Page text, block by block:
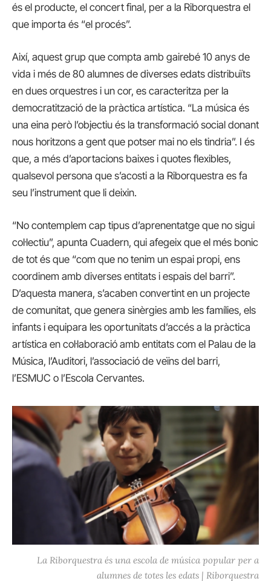
és el producte, el concert final, per a la Riborquestra el
que importa és “el procés”.
Així, aquest grup que compta amb gairebé 10 anys de
vida i més de 80 alumnes de diverses edats distribuïts
en dues orquestres i un cor, es caracteritza per la
democratització de la pràctica artística. “La música és
una eina però l’objectiu és la transformació social donant
nous horitzons a gent que potser mai no els tindria”. I és
que, a més d’aportacions baixes i quotes flexibles,
qualsevol persona que s’acosti a la Riborquestra es fa
seu l’instrument que li deixin.
“No contemplem cap tipus d’aprenentatge que no sigui
col·lectiu”, apunta Cuadern, qui afegeix que el més bonic
de tot és que “com que no tenim un espai propi, ens
coordinem amb diverses entitats i espais del barri”.
D’aquesta manera, s’acaben convertint en un projecte
de comunitat, que genera sinèrgies amb les famílies, els
infants i equipara les oportunitats d’accés a la pràctica
artística en col·laboració amb entitats com el Palau de la
Música, l’Auditori, l’associació de veïns del barri,
l’ESMUC o l’Escola Cervantes.
La Riborquestra és una escola de música popular per a
alumnes de totes les edats | Riborquestra